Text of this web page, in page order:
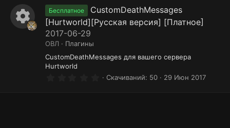
у
р
з
в
ё
Бесплатное
CustomDeathMessages
[Hurtworld][Русская версия] [Платное]
2017-06-29
ОВЛ
Плагины
CustomDeathMessages для вашего сервера
Hurtworld
0 Скачиваний 50 29 Июн 2017